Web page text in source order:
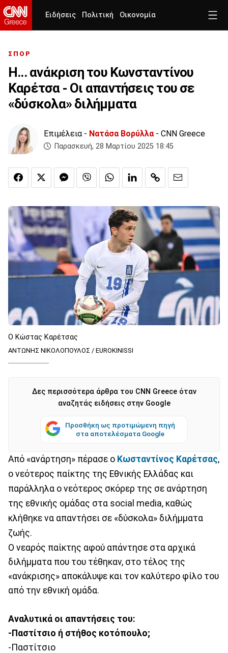
Ειδήσεις Πολιτική Οικονομία
ΣΠΟΡ
Η... ανάκριση του Κωνσταντίνου
Καρέτσα - Οι απαντήσεις του σε
«δύσκολα» διλήμματα
Επιμέλεια - Νατάσα Βορύλλα- CNN Greece
Παρασκευή, 28 Μαρτίου 2025 18:45
Ο Κώστας Καρέτσας
ΑΝΤΩΝΗΣ ΝΙΚΟΛΟΠΟΥΛΟΣ / EUROKINISSI
Δες περισσότερα άρθρα του CNN Greece όταν
αναζητάς ειδήσεις στην Google
Προσθήκη ως προτιμώμενη πηγή
στα αποτελέσματα Google
Από «ανάρτηση» πέρασε ο Κωσταντίνος Καρέτσας,
ο νεότερος παίκτης της Εθνικής Ελλάδας και
παράλληλα ο νεότερος σκόρερ της σε ανάρτηση
της εθνικής ομάδας στα social media, καθώς
κλήθηκε να απαντήσει σε «δύσκολα» διλήμματα
ζωής.
Ο νεαρός παίκτης αφού απάντησε στα αρχικά
διλήμματα που του τέθηκαν, στο τέλος της
«ανάκρισης» αποκάλυψε και τον καλύτερο φίλο του
από την εθνική ομάδα.
Αναλυτικά οι απαντήσεις του:
-Παστίτσιο ή στήθος κοτόπουλο;
-Παστίτσιο